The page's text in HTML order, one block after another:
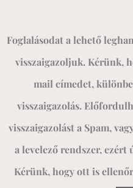
Foglalásodat a lehető
visszaigazoljuk. Kérünk,
mail címedet,
visszaigazolás.
visszaigazolást a Spam,
a levelező rendszer,
Kérünk, hogy ott is